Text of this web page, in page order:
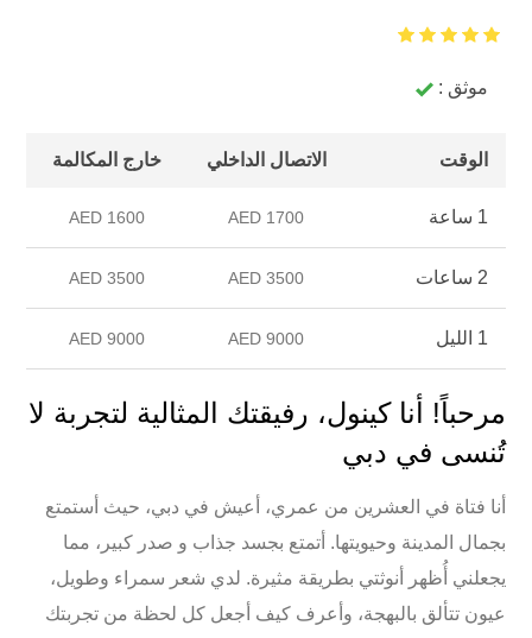
مرحباً! أنا كينول، رفيقتك المثالية لتجربة لا
تُنسى في دبي
أنا فتاة في العشرين من عمري، أعيش في دبي، حيث أستمتع
بجمال المدينة وحيويتها. أتمتع بجسد جذاب و صدر كبير ، مما
يجعلني أُظهر أنوثتي بطريقة مثيرة. لدي شعر سمراء وطويل،
عيون تتألق بالبهجة، وأعرف كيف أجعل كل لحظة من تجربتك
موثق :
الوقت الاتصال الداخلي خارج المكالمة
1 ساعة 1700 AED
1600 AED
2 ساعات 3500 AED
3500 AED
1 الليل 9000 AED
9000 AED